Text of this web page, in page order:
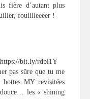
fière d’autant plus
fouillleeeer !
https://bit.ly/rdbl1Y
pas sûre que tu me
MY revisitées
les « shining